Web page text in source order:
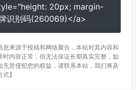
20px; margin-
识别码(260069)</a>
来源于投稿和网络聚合，本站对其内容和
内容正常，但无法保证长期真实完整，如
意侵犯您的权益，请联系本站，我们将及
】